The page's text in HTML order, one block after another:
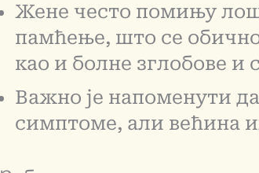
Жене често помињу
памћење, што се
као и болне зглобове и
Важно је напоменути
симптоме, али већина